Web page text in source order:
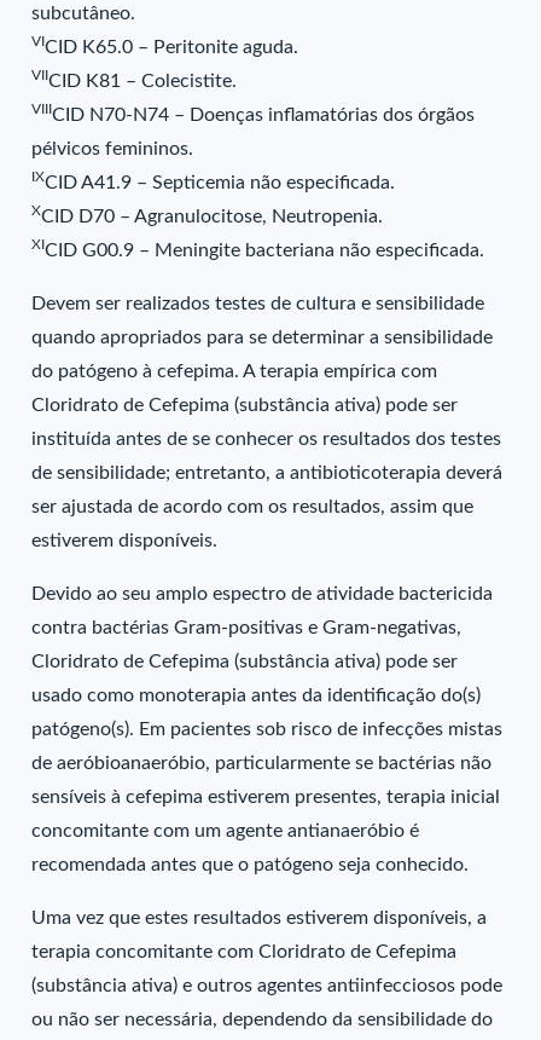
subcutâneo.
VICID K65.0 – Peritonite aguda.
VIICID K81 – Colecistite.
VIIICID N70-N74 – Doenças inflamatórias dos órgãos
pélvicos femininos.
IXCID A41.9 – Septicemia não especificada.
XCID D70 – Agranulocitose, Neutropenia.
XICID G00.9 – Meningite bacteriana não especificada.
Devem ser realizados testes de cultura e sensibilidade
quando apropriados para se determinar a sensibilidade
do patógeno à cefepima. A terapia empírica com
Cloridrato de Cefepima (substância ativa) pode ser
instituída antes de se conhecer os resultados dos testes
de sensibilidade; entretanto, a antibioticoterapia deverá
ser ajustada de acordo com os resultados, assim que
estiverem disponíveis.
Devido ao seu amplo espectro de atividade bactericida
contra bactérias Gram-positivas e Gram-negativas,
Cloridrato de Cefepima (substância ativa) pode ser
usado como monoterapia antes da identificação do(s)
patógeno(s). Em pacientes sob risco de infecções mistas
de aeróbioanaeróbio, particularmente se bactérias não
sensíveis à cefepima estiverem presentes, terapia inicial
concomitante com um agente antianaeróbio é
recomendada antes que o patógeno seja conhecido.
Uma vez que estes resultados estiverem disponíveis, a
terapia concomitante com Cloridrato de Cefepima
(substância ativa) e outros agentes antiinfecciosos pode
ou não ser necessária, dependendo da sensibilidade do